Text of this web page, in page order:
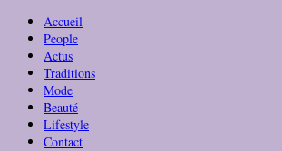
Accueil
People
Actus
Traditions
Mode
Beauté
Lifestyle
Contact